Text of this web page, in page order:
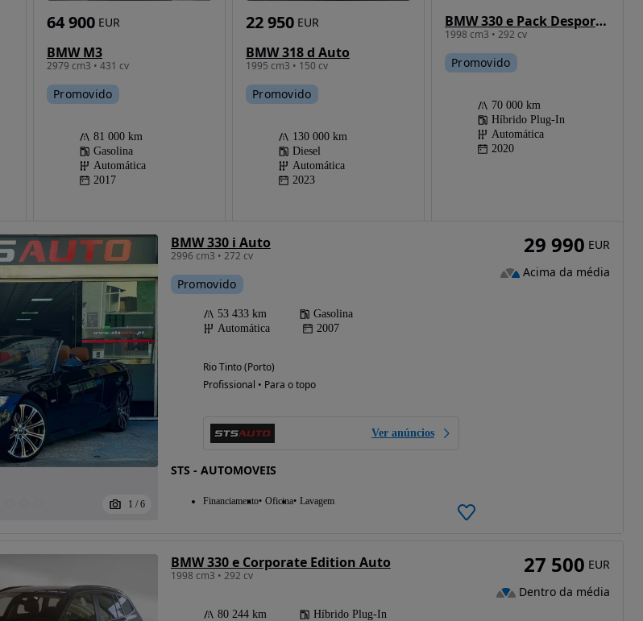
Possibilidade de
financiamento
BMW M3
2979 cm3 • 431 cv
64 900 EUR
Promovido
81 000 km
Gasolina
Automática
2017
BMW 318 d Auto
1995 cm3 • 150 cv
22 950 EUR
Promovido
130 000 km
Diesel
Automática
2023
BMW 330 e Pack Desportivo M Pro Auto
1998 cm3 • 292 cv
Promovido
70 000 km
Híbrido Plug-In
Automática
2020
1 / 6
BMW 330 i Auto
2996 cm3 • 272 cv
Promovido
53 433 km
Gasolina
Automática
2007
Rio Tinto (Porto)
Profissional • Para o topo
Ver anúncios
STS - AUTOMOVEIS
Financiamento Oficina Lavagem
29 990 EUR
Acima da média
BMW 330 e Corporate Edition Auto
1998 cm3 • 292 cv
80 244 km
Híbrido Plug-In
27 500 EUR
Dentro da média